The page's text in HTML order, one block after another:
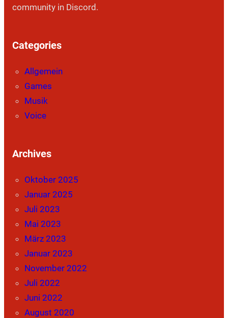
community in Discord.
Categories
Allgemein
Games
Musik
Voice
Archives
Oktober 2025
Januar 2025
Juli 2023
Mai 2023
März 2023
Januar 2023
November 2022
Juli 2022
Juni 2022
August 2020